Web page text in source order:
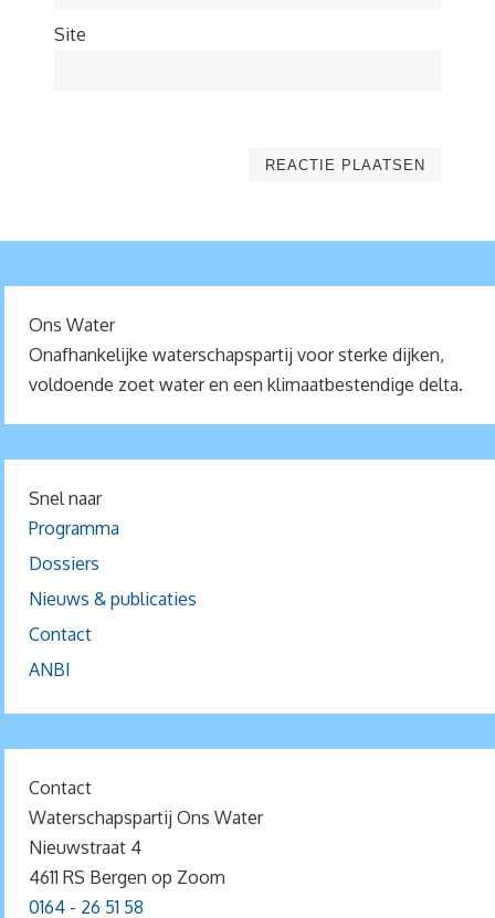
Site
Ons Water
Onafhankelijke waterschapspartij voor sterke dijken,
voldoende zoet water en een klimaatbestendige delta.
Snel naar
Programma
Dossiers
Nieuws & publicaties
Contact
ANBI
Contact
Waterschapspartij Ons Water
Nieuwstraat 4
4611 RS Bergen op Zoom
0164 - 26 51 58